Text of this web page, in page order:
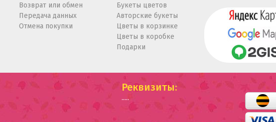
Возврат или обмен
Передача данных
Отмена покупки
Букеты цветов
Авторские букеты
Цветы в корзинке
Цветы в коробке
Подарки
Реквизиты:
.....